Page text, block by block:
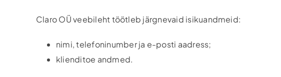
Claro OÜ veebileht töötleb järgnevaid isikuandmeid:
nimi, telefoninumber ja e-posti aadress;
klienditoe andmed.